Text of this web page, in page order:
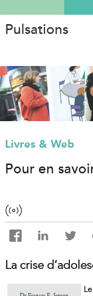
Pulsations
Livres & Web
Pour en
La crise